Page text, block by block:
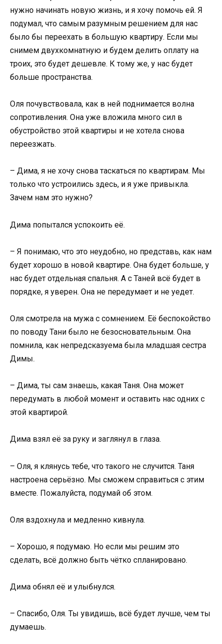
нужно начинать новую жизнь, и я хочу помочь ей. Я
подумал, что самым разумным решением для нас
было бы переехать в большую квартиру. Если мы
снимем двухкомнатную и будем делить оплату на
троих, это будет дешевле. К тому же, у нас будет
больше пространства.
Оля почувствовала, как в ней поднимается волна
сопротивления. Она уже вложила много сил в
обустройство этой квартиры и не хотела снова
переезжать.
– Дима, я не хочу снова таскаться по квартирам. Мы
только что устроились здесь, и я уже привыкла.
Зачем нам это нужно?
Дима попытался успокоить её.
– Я понимаю, что это неудобно, но представь, как нам
будет хорошо в новой квартире. Она будет больше, у
нас будет отдельная спальня. А с Таней всё будет в
порядке, я уверен. Она не передумает и не уедет.
Оля смотрела на мужа с сомнением. Её беспокойство
по поводу Тани было не безосновательным. Она
помнила, как непредсказуема была младшая сестра
Димы.
– Дима, ты сам знаешь, какая Таня. Она может
передумать в любой момент и оставить нас одних с
этой квартирой.
Дима взял её за руку и заглянул в глаза.
– Оля, я клянусь тебе, что такого не случится. Таня
настроена серьёзно. Мы сможем справиться с этим
вместе. Пожалуйста, подумай об этом.
Оля вздохнула и медленно кивнула.
– Хорошо, я подумаю. Но если мы решим это
сделать, всё должно быть чётко спланировано.
Дима обнял её и улыбнулся.
– Спасибо, Оля. Ты увидишь, всё будет лучше, чем ты
думаешь.